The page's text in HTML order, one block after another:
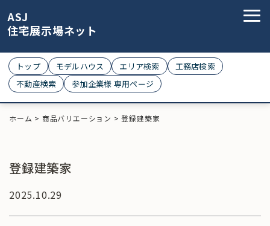
ASJ
住宅展示場ネット
トップ モデルハウス エリア検索
工務店検索
不動産検索
参加企業様 専用ページ
ホーム > 商品バリエーション >登録建築家
登録建築家
2025.10.29